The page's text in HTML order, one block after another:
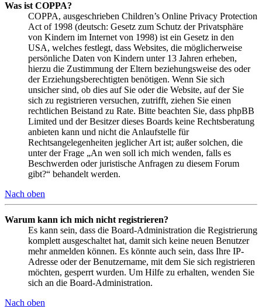
Was ist COPPA?
COPPA, ausgeschrieben Children’s Online Privacy Protection
Act of 1998 (deutsch: Gesetz zum Schutz der Privatsphäre
von Kindern im Internet von 1998) ist ein Gesetz in den
USA, welches festlegt, dass Websites, die möglicherweise
persönliche Daten von Kindern unter 13 Jahren erheben,
hierzu die Zustimmung der Eltern beziehungsweise des oder
der Erziehungsberechtigten benötigen. Wenn Sie sich
unsicher sind, ob dies auf Sie oder die Website, auf der Sie
sich zu registrieren versuchen, zutrifft, ziehen Sie einen
rechtlichen Beistand zu Rate. Bitte beachten Sie, dass phpBB
Limited und der Besitzer dieses Boards keine Rechtsberatung
anbieten kann und nicht die Anlaufstelle für
Rechtsangelegenheiten jeglicher Art ist; außer solchen, die
unter der Frage „An wen soll ich mich wenden, falls es
Beschwerden oder juristische Anfragen zu diesem Forum
gibt?“ behandelt werden.
Nach oben
Warum kann ich mich nicht registrieren?
Es kann sein, dass die Board-Administration die Registrierung
komplett ausgeschaltet hat, damit sich keine neuen Benutzer
mehr anmelden können. Es könnte auch sein, dass Ihre IP-
Adresse oder der Benutzername, mit dem Sie sich registrieren
möchten, gesperrt wurden. Um Hilfe zu erhalten, wenden Sie
sich an die Board-Administration.
Nach oben